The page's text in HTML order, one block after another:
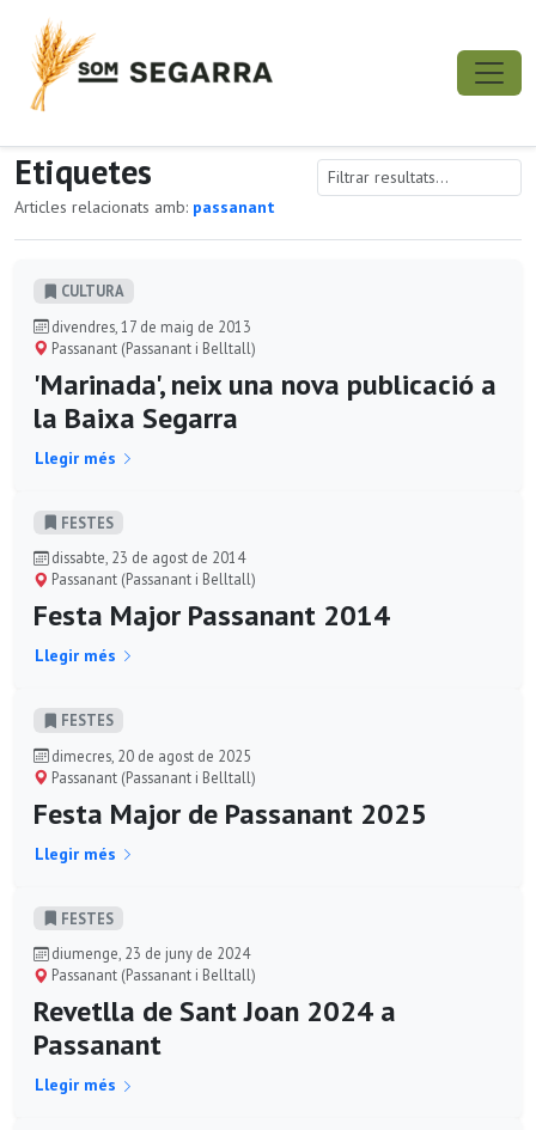
Etiquetes
Articles relacionats amb: passanant
CULTURA
divendres, 17 de maig de 2013
Passanant (Passanant i Belltall)
'Marinada', neix una nova publicació a
la Baixa Segarra
Llegir més
FESTES
dissabte, 23 de agost de 2014
Passanant (Passanant i Belltall)
Festa Major Passanant 2014
Llegir més
FESTES
dimecres, 20 de agost de 2025
Passanant (Passanant i Belltall)
Festa Major de Passanant 2025
Llegir més
FESTES
diumenge, 23 de juny de 2024
Passanant (Passanant i Belltall)
Revetlla de Sant Joan 2024 a
Passanant
Llegir més